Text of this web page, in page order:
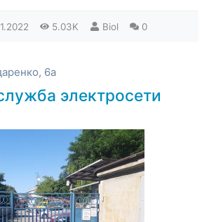
5.03K Biol 0
6а
электросети